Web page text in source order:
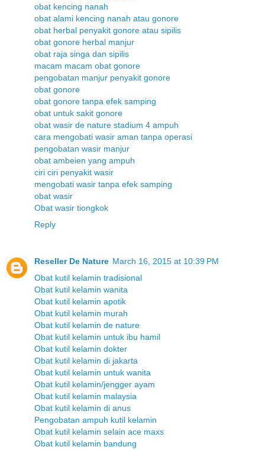
obat kencing nanah
obat alami kencing nanah atau gonore
obat herbal penyakit gonore atau sipilis
obat gonore herbal manjur
obat raja singa dan sipilis
macam macam obat gonore
pengobatan manjur penyakit gonore
obat gonore
obat gonore tanpa efek samping
obat untuk sakit gonore
obat wasir de nature stadium 4 ampuh
cara mengobati wasir aman tanpa operasi
pengobatan wasir manjur
obat ambeien yang ampuh
ciri ciri penyakit wasir
mengobati wasir tanpa efek samping
obat wasir
Obat wasir tiongkok
Reply
Reseller De Nature March 16, 2015 at 10:39 PM
Obat kutil kelamin tradisional
Obat kutil kelamin wanita
Obat kutil kelamin apotik
Obat kutil kelamin murah
Obat kutil kelamin de nature
Obat kutil kelamin untuk ibu hamil
Obat kutil kelamin dokter
Obat kutil kelamin di jakarta
Obat kutil kelamin untuk wanita
Obat kutil kelamin/jengger ayam
Obat kutil kelamin malaysia
Obat kutil kelamin di anus
Pengobatan ampuh kutil kelamin
Obat kutil kelamin selain ace maxs
Obat kutil kelamin bandung